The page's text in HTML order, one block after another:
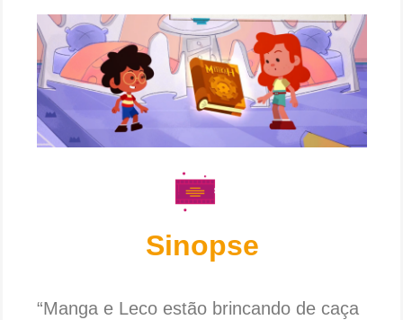
Sinopse
“Manga e Leco estão brincando de caça